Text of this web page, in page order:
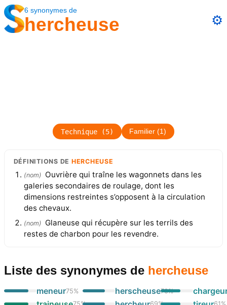
6synonymes de
hercheuse ⚙️
Technique(5) Familier (1)
DÉFINITIONS DE HERCHEUSE
(nom) Ouvrière qui traîne les wagonnets dans les
galeries secondaires de roulage, dont les
dimensions restreintes s’opposent à la circulation
des chevaux.
(nom) Glaneuse qui récupère sur les terrils des
restes de charbon pour les revendre.
Liste des synonymes de hercheuse
meneur75% herscheuse70%